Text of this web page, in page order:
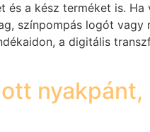
és a kész terméket is. Ha
színpompás logót vagy
a digitális
nyakpánt,